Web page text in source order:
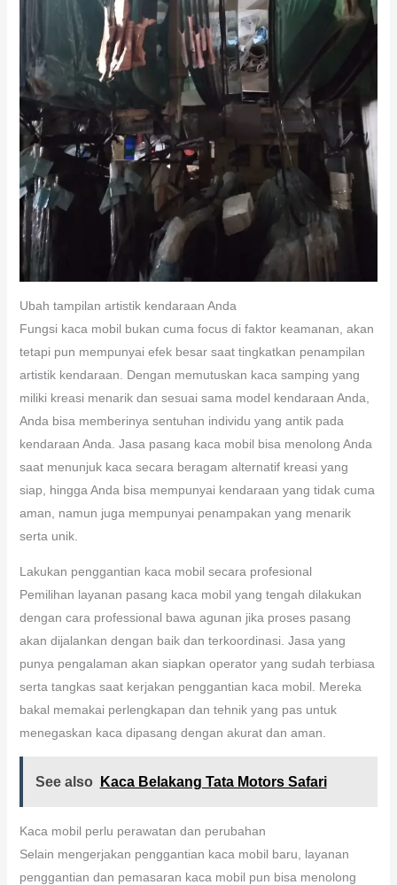
Ubah tampilan artistik kendaraan Anda
Fungsi kaca mobil bukan cuma focus di faktor keamanan, akan
tetapi pun mempunyai efek besar saat tingkatkan penampilan
artistik kendaraan. Dengan memutuskan kaca samping yang
miliki kreasi menarik dan sesuai sama model kendaraan Anda,
Anda bisa memberinya sentuhan individu yang antik pada
kendaraan Anda. Jasa pasang kaca mobil bisa menolong Anda
saat menunjuk kaca secara beragam alternatif kreasi yang
siap, hingga Anda bisa mempunyai kendaraan yang tidak cuma
aman, namun juga mempunyai penampakan yang menarik
serta unik.
Lakukan penggantian kaca mobil secara profesional
Pemilihan layanan pasang kaca mobil yang tengah dilakukan
dengan cara professional bawa agunan jika proses pasang
akan dijalankan dengan baik dan terkoordinasi. Jasa yang
punya pengalaman akan siapkan operator yang sudah terbiasa
serta tangkas saat kerjakan penggantian kaca mobil. Mereka
bakal memakai perlengkapan dan tehnik yang pas untuk
menegaskan kaca dipasang dengan akurat dan aman.
See also Kaca Belakang Tata Motors Safari
Kaca mobil perlu perawatan dan perubahan
Selain mengerjakan penggantian kaca mobil baru, layanan
penggantian dan pemasaran kaca mobil pun bisa menolong